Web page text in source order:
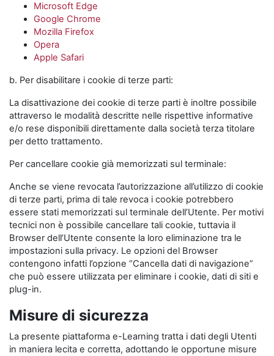
Microsoft Edge
Google Chrome
Mozilla Firefox
Opera
Apple Safari
b. Per disabilitare i cookie di terze parti:
La disattivazione dei cookie di terze parti è inoltre possibile
attraverso le modalità descritte nelle rispettive informative
e/o rese disponibili direttamente dalla società terza titolare
per detto trattamento.
Per cancellare cookie già memorizzati sul terminale:
Anche se viene revocata l’autorizzazione all’utilizzo di cookie
di terze parti, prima di tale revoca i cookie potrebbero
essere stati memorizzati sul terminale dell’Utente. Per motivi
tecnici non è possibile cancellare tali cookie, tuttavia il
Browser dell’Utente consente la loro eliminazione tra le
impostazioni sulla privacy. Le opzioni del Browser
contengono infatti l’opzione “Cancella dati di navigazione”
che può essere utilizzata per eliminare i cookie, dati di siti e
plug-in.
Misure di sicurezza
La presente piattaforma e-Learning tratta i dati degli Utenti
in maniera lecita e corretta, adottando le opportune misure